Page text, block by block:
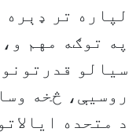
لپاره تر
په توګه مهم
سیالو
روسیې، څخه
د متحده